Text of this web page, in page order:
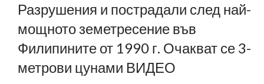
Разрушения и пострадали след най-
мощното земетресение във
Филипините от 1990 г. Очакват се 3-
метрови цунами ВИДЕО